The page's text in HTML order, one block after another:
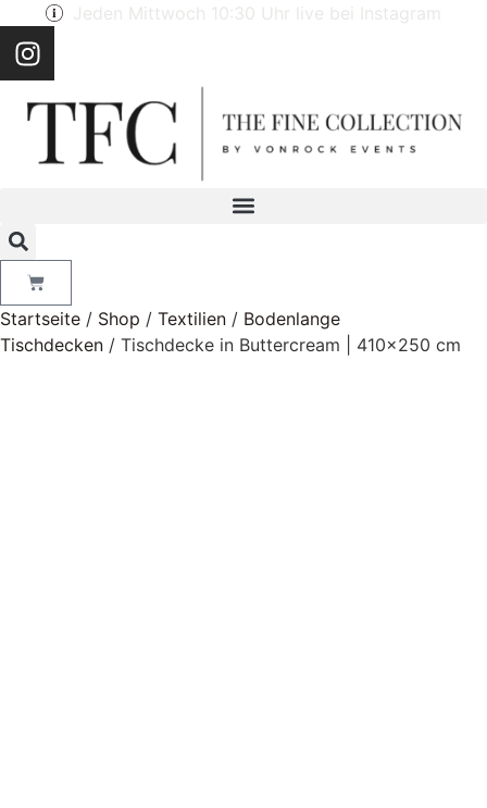
Jeden Mittwoch 10:30 Uhr live bei Instagram
Startseite / Shop / Textilien / Bodenlange
Tischdecken / Tischdecke in Buttercream | 410×250 cm